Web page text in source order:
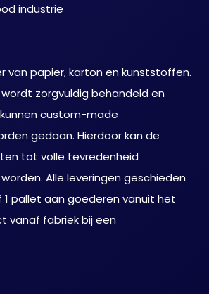
industrie
van papier, karton en kunststoffen.
zorgvuldig behandeld en
custom-made
gedaan. Hierdoor kan de
tot volle tevredenheid
Alle leveringen geschieden
1 pallet aan goederen vanuit het
vanaf fabriek bij een